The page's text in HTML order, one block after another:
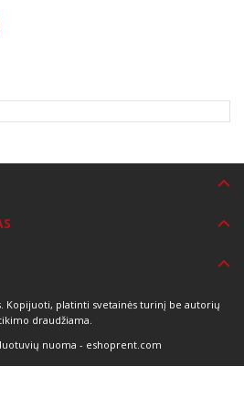
Kopijuoti, platinti svetainės turinį be autorių
draudžiama.
nuoma - eshoprent.com